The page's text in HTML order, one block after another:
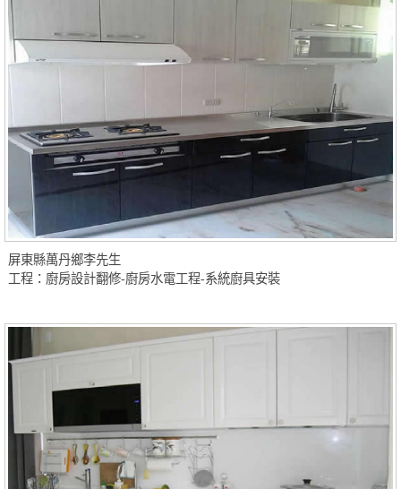
屏東縣萬丹鄉李先生
工程：廚房設計翻修-廚房水電工程-系統廚具安裝